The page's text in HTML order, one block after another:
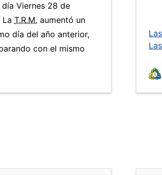
Viernes 28 de
T.R.M. aumentó un
día del año anterior,
con el mismo